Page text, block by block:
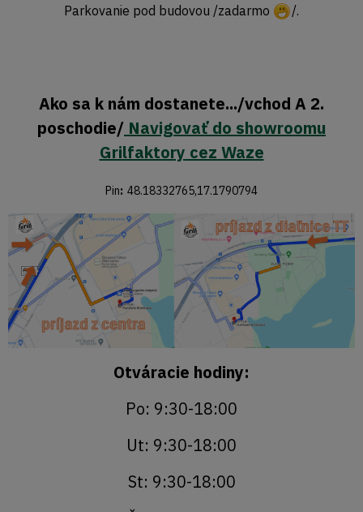
Parkovanie pod budovou /zadarmo
/.
Ako sa k nám dostanete.../vchod A 2.
poschodie/ Navigovať do showroomu
Grilfaktory cez Waze
Pin: 48.18332765,17.1790794
Otváracie hodiny:
Po: 9:30-18:00
Ut: 9:30-18:00
St: 9:30-18:00